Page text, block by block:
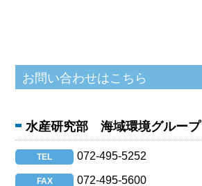
水産研究部 海域環境グループ
TEL 072-495-5252
FAX 072-495-5600